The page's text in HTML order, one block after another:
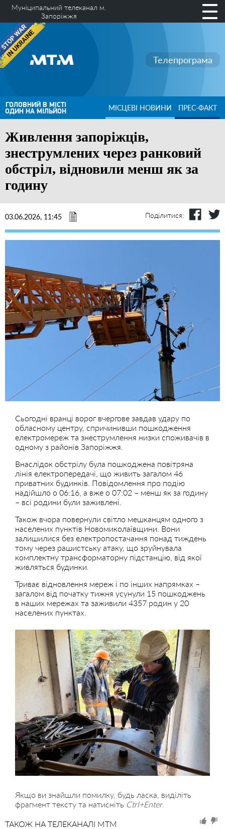
Муніципальний телеканал м.
Запоріжжя
Телепрограма
ГОЛОВНИЙ В МІСТІ
ОДИН НА МІЛЬЙОН МІСЦЕВІ НОВИНИ ПРЕС-ФАКТ
Живлення запоріжців,
знеструмлених через ранковий
обстріл, відновили менш як за
годину
03.06.2026, 11:45 Поділитися:
Сьогодні вранці ворог вчергове завдав удару по
обласному центру, спричинивши пошкодження
електромереж та знеструмлення низки споживачів в
одному з районів Запоріжжя.
Внаслідок обстрілу була пошкоджена повітряна
лінія електропередачі, що живить загалом 46
приватних будинків. Повідомлення про подію
надійшло о 06:16, а вже о 07:02 – менш як за годину
– всі родини були заживлені.
Також вчора повернули світло мешканцям одного з
населених пунктів Новомиколаївщини. Вони
залишилися без електропостачання понад тиждень
тому через рашистську атаку, що зруйнувала
комплектну трансформаторну підстанцію, від якої
живляться будинки.
Триває відновлення мереж і по інших напрямках –
загалом від початку тижня усунули 15 пошкоджень
в наших мережах та заживили 4357 родин у 20
населених пунктах.
Якщо ви знайшли помилку, будь ласка, виділіть
фрагмент тексту та натисніть Ctrl+Enter.
ТАКОЖ НА ТЕЛЕКАНАЛІ MTM